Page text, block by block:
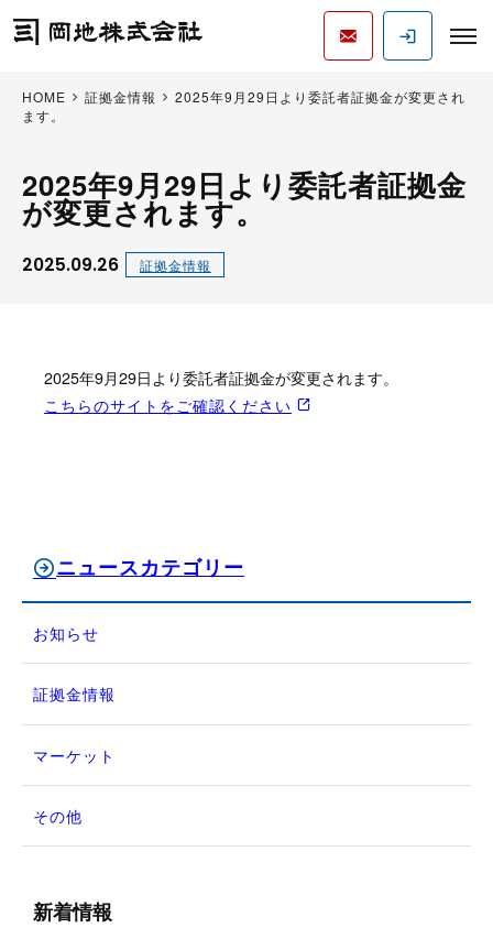
HOME 証拠金情報
2025年9月29日より委託者証拠金が変更され
ます。
2025年9月29日より委託者証拠金
が変更されます。
2025.09.26 証拠金情報
2025年9月29日より委託者証拠金が変更されます。
こちらのサイトをご確認ください
ニュースカテゴリー
お知らせ
証拠金情報
マーケット
その他
新着情報